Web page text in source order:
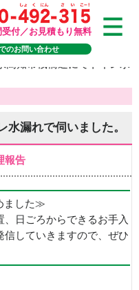
受付／お見積もり無料
のお問い合わせ
漏れで伺いました。
報告
ました≫
日ごろからできるお手入
信していきますので、ぜひ